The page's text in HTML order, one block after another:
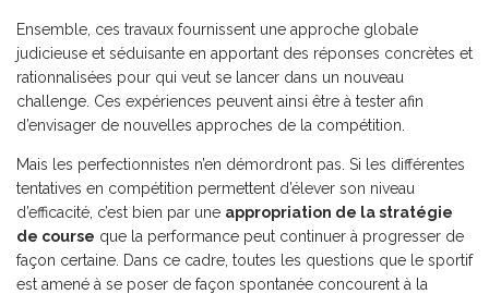
Ensemble, ces travaux fournissent une approche globale
judicieuse et séduisante en apportant des réponses concrètes et
rationnalisées pour qui veut se lancer dans un nouveau
challenge. Ces expériences peuvent ainsi être à tester afin
d’envisager de nouvelles approches de la compétition.
Mais les perfectionnistes n’en démordront pas. Si les différentes
tentatives en compétition permettent d’élever son niveau
d’efficacité, c’est bien par une appropriation de la stratégie
de course que la performance peut continuer à progresser de
façon certaine. Dans ce cadre, toutes les questions que le sportif
est amené à se poser de façon spontanée concourent à la